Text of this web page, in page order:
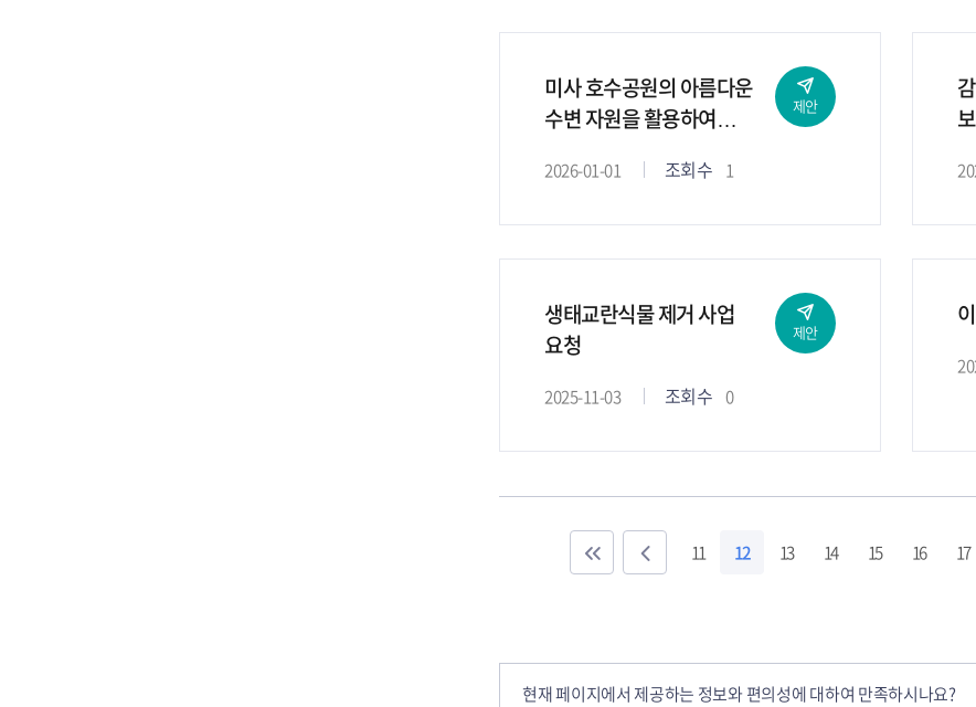
제안
미사 호수공원의 아름다운
수변 자원을 활용하여
거리 제공.
2026-01-01 조회수 1
제안
생태교란식물 제거 사업
요청
2025-11-03 조회수 0
11 12 13 14 15 16 17
현재 페이지에서 제공하는 정보와 편의성에 대하여 만족하시나요?